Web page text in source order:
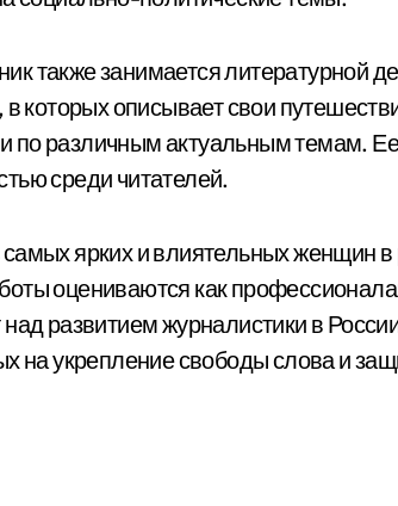
также занимается литературной
которых описывает свои
различным актуальным темам.
среди читателей.
ярких и влиятельных женщин в
оцениваются как
развитием журналистики в
на укрепление свободы слова и